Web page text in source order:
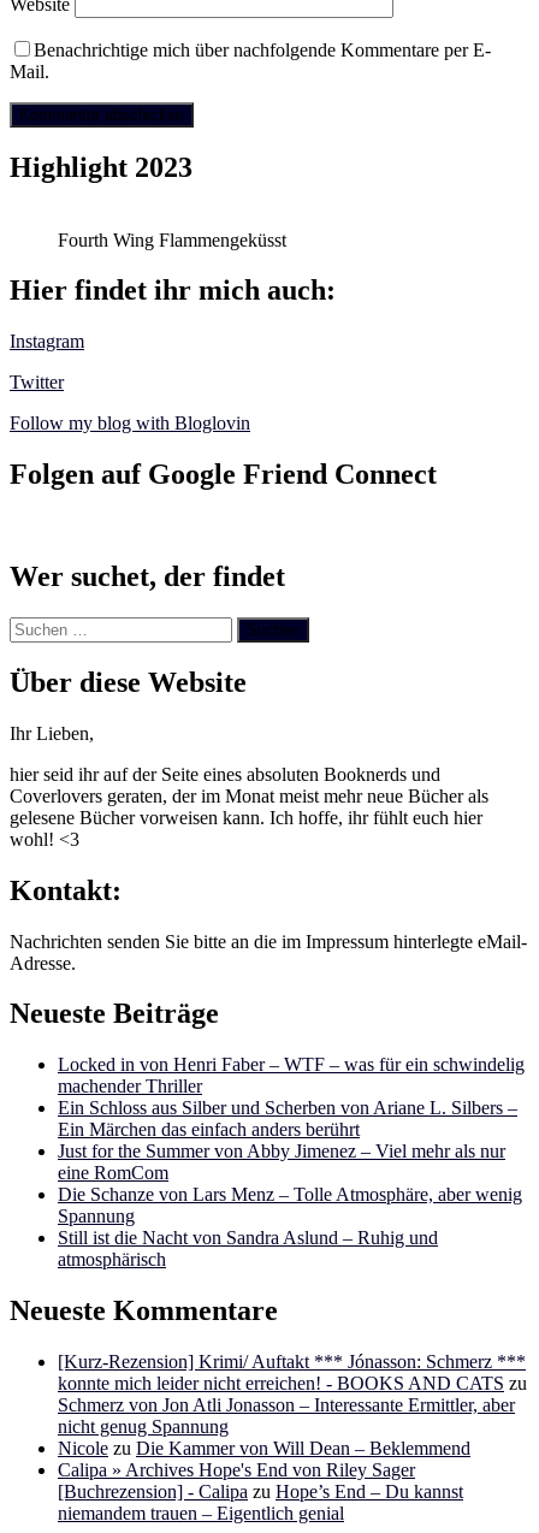
Benachrichtige mich über nachfolgende Kommentare per E-
Mail.
Highlight 2023
Fourth Wing Flammengeküsst
Hier findet ihr mich auch:
Instagram
Twitter
Follow my blog with Bloglovin
Folgen auf Google Friend Connect
Wer suchet, der findet
Suchen
nach:
Über diese Website
Ihr Lieben,
hier seid ihr auf der Seite eines absoluten Booknerds und
Coverlovers geraten, der im Monat meist mehr neue Bücher als
gelesene Bücher vorweisen kann. Ich hoffe, ihr fühlt euch hier
wohl! <3
Kontakt:
Nachrichten senden Sie bitte an die im Impressum hinterlegte eMail-
Adresse.
Neueste Beiträge
Locked in von Henri Faber – WTF – was für ein schwindelig
machender Thriller
Ein Schloss aus Silber und Scherben von Ariane L. Silbers –
Ein Märchen das einfach anders berührt
Just for the Summer von Abby Jimenez – Viel mehr als nur
eine RomCom
Die Schanze von Lars Menz – Tolle Atmosphäre, aber wenig
Spannung
Still ist die Nacht von Sandra Aslund – Ruhig und
atmosphärisch
Neueste Kommentare
[Kurz-Rezension] Krimi/ Auftakt *** Jónasson: Schmerz ***
konnte mich leider nicht erreichen! - BOOKS AND CATS zu
Schmerz von Jon Atli Jonasson – Interessante Ermittler, aber
nicht genug Spannung
Nicole zu Die Kammer von Will Dean – Beklemmend
Calipa » Archives Hope's End von Riley Sager
[Buchrezension] - Calipa zu Hope’s End – Du kannst
niemandem trauen – Eigentlich genial